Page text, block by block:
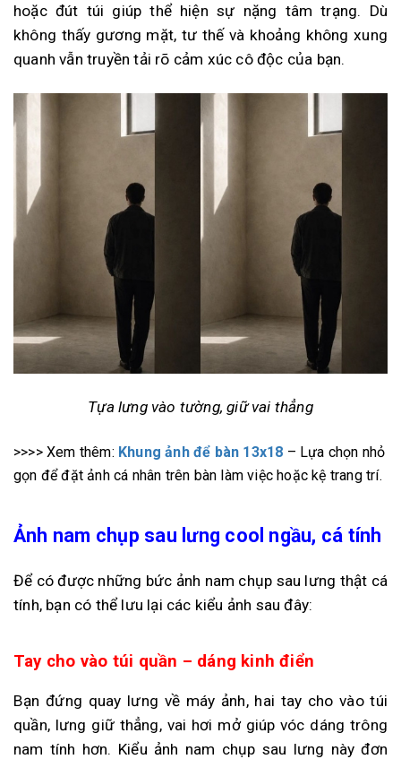
hoặc đút túi giúp thể hiện sự nặng tâm trạng. Dù
không thấy gương mặt, tư thế và khoảng không xung
quanh vẫn truyền tải rõ cảm xúc cô độc của bạn.
Tựa lưng vào tường, giữ vai thẳng
>>>> Xem thêm: Khung ảnh để bàn 13x18 – Lựa chọn nhỏ
gọn để đặt ảnh cá nhân trên bàn làm việc hoặc kệ trang trí.
Ảnh nam chụp sau lưng cool ngầu, cá tính
Để có được những bức ảnh nam chụp sau lưng thật cá
tính, bạn có thể lưu lại các kiểu ảnh sau đây:
Tay cho vào túi quần – dáng kinh điển
Bạn đứng quay lưng về máy ảnh, hai tay cho vào túi
quần, lưng giữ thẳng, vai hơi mở giúp vóc dáng trông
nam tính hơn. Kiểu ảnh nam chụp sau lưng này đơn